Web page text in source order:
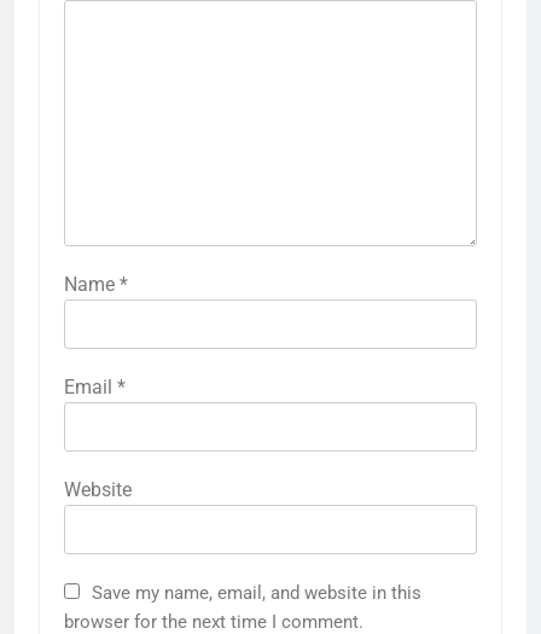
Name *
Email *
Website
Save my name, email, and website in this
browser for the next time I comment.